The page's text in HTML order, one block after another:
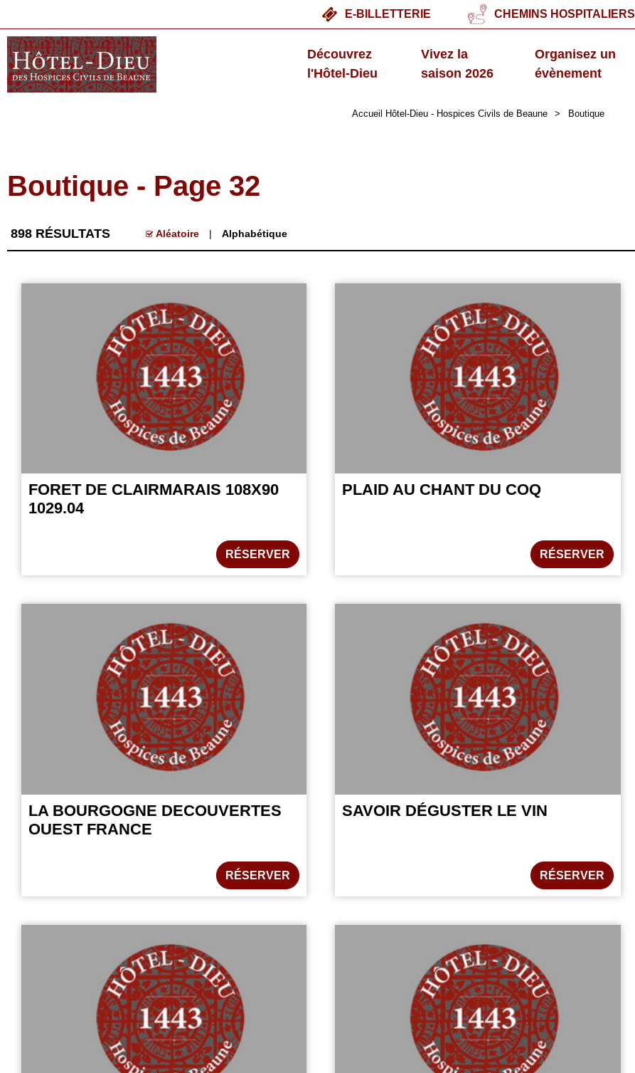
E-BILLETTERIE CHEMINS HOSPITALIERS
Découvrez
l'Hôtel-Dieu
Vivez la
saison 2026
Organisez un
évènement
Accueil Hôtel-Dieu - Hospices Civils de Beaune > Boutique
Boutique - Page 32
898 RÉSULTATS Aléatoire Alphabétique
FORET DE CLAIRMARAIS 108X90
1029.04
RÉSERVER
PLAID AU CHANT DU COQ
RÉSERVER
LA BOURGOGNE DECOUVERTES
OUEST FRANCE
RÉSERVER
SAVOIR DÉGUSTER LE VIN
RÉSERVER